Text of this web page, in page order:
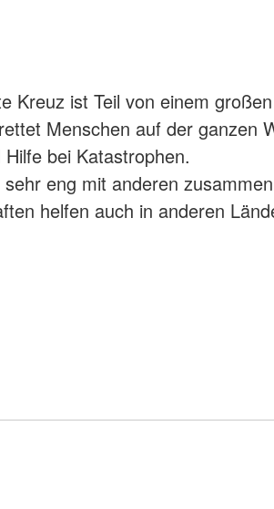
Kreuz ist Teil von einem
Menschen auf der ganzen
bei Katastrophen.
eng mit anderen
helfen auch in anderen